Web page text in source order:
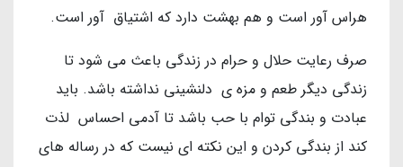
هراس آور است و هم بهشت دارد که اشتیاق آور است.
صرف رعایت حلال و حرام در زندگی باعث می شود تا
زندگی دیگر طعم و مزه ی دلنشینی نداشته باشد. باید
عبادت و بندگی توام با حب باشد تا آدمی احساس لذت
کند از بندگی کردن و این نکته ای نیست که در رساله های